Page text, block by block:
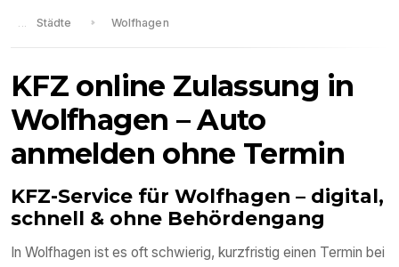
Städte Wolfhagen
KFZ online Zulassung in
Wolfhagen – Auto
anmelden ohne Termin
KFZ-Service für Wolfhagen – digital,
schnell & ohne Behördengang
In Wolfhagen ist es oft schwierig, kurzfristig einen Termin bei